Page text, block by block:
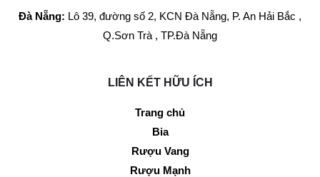
Đà Nẵng: Lô 39, đường số 2, KCN Đà Nẵng, P. An Hải Bắc ,
Q.Sơn Trà , TP.Đà Nẵng
LIÊN KẾT HỮU ÍCH
Trang chủ
Bia
Rượu Vang
Rượu Mạnh